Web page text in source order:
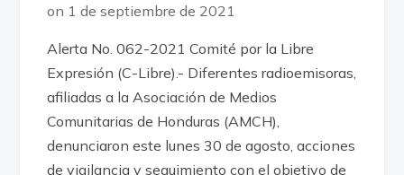
on 1 de septiembre de 2021
Alerta No. 062-2021 Comité por la Libre
Expresión (C-Libre).- Diferentes radioemisoras,
afiliadas a la Asociación de Medios
Comunitarias de Honduras (AMCH),
denunciaron este lunes 30 de agosto, acciones
de vigilancia y seguimiento con el objetivo de